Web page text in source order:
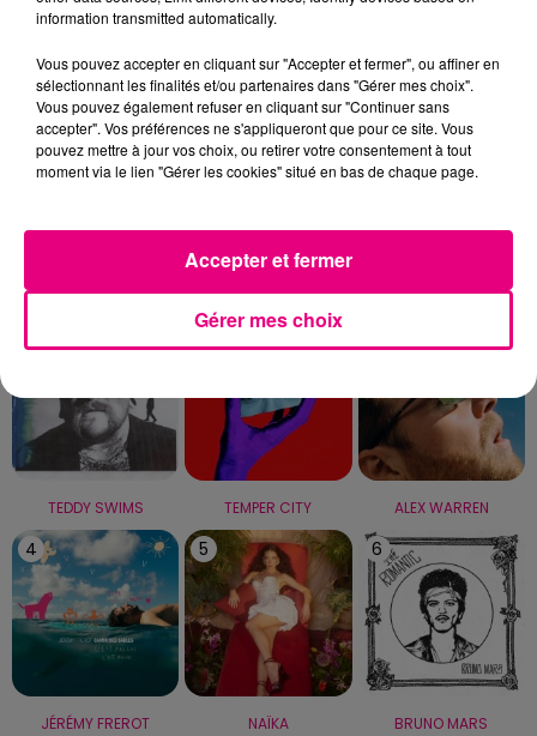
LE TOP
TEDDY SWIMS
2
TEMPER CITY ALEX WARREN
4
JÉRÉMY FREROT
5
NAÏKA
6
BRUNO MARS
information transmitted automatically.
Vous pouvez accepter en cliquant sur "Accepter et fermer", ou affiner en
sélectionnant les finalités et/ou partenaires dans "Gérer mes choix".
Vous pouvez également refuser en cliquant sur "Continuer sans
accepter". Vos préférences ne s'appliqueront que pour ce site. Vous
pouvez mettre à jour vos choix, ou retirer votre consentement à tout
moment via le lien "Gérer les cookies" situé en bas de chaque page.
Gérer mes choix
Accepter et fermer